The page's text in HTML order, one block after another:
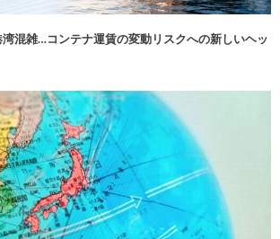
混雑…コンテナ運賃の変動リスクへの新しいヘッ